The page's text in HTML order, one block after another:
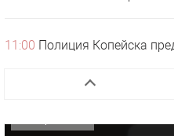
11:00 Полиция Копейска
для пожилых
29 октября 2025 15:50
видео компании